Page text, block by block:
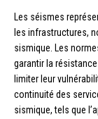
Les séismes
les infrastructures,
sismique. Les
garantir la
limiter leur
continuité des
sismique, tels que